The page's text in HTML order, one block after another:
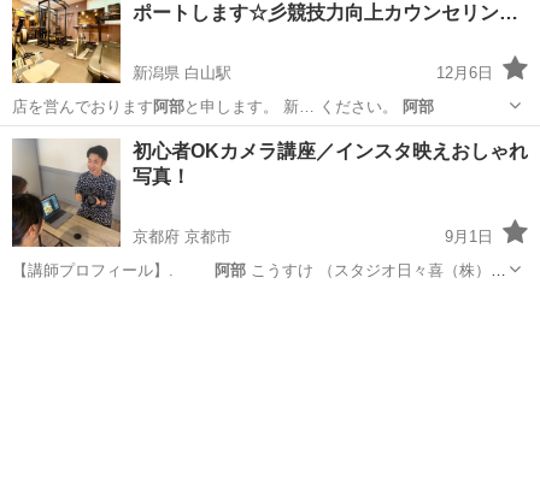
ポートします☆彡競技力向上カウンセリン…
新潟県 白山駅
12月6日
店を営んでおります 阿部と申します。 新… ください。 阿部
新潟 新潟市 白山駅 その他 アスリート
初心者OKカメラ講座／インスタ映えおしゃれ
写真！
京都府 京都市
9月1日
【講師プロフィール】. 阿部こうすけ （スタジオ日々喜（株）